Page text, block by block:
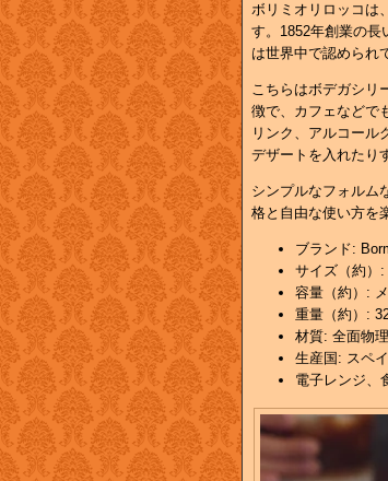
ボリミオリロッコは
す。1852年創業の長
は世界中で認められ
こちらはボデガシリ
徴で、カフェなどで
リンク、アルコール
デザートを入れたり
シンプルなフォルム
格と自由な使い方を
ブランド:
サイズ（約）
容量（約）:
重量（約）:
材質: 全面物
生産国: スペ
電子レンジ、